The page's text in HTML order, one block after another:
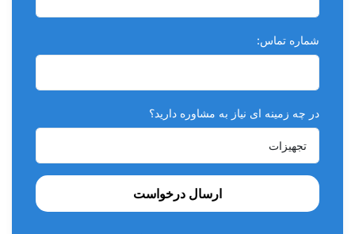
فعالیت بهتر پزشک در حین کار فراهم گردد.
کاربرد:
سر ساکشن ایتالیایی ASA
وظیفه تخلیه مقادیر بالای مایعات و ضایعات از حفره دهان را به عهده
شماره تماس:
در چه زمینه ای نیاز به مشاوره دارید؟
ارسال درخواست